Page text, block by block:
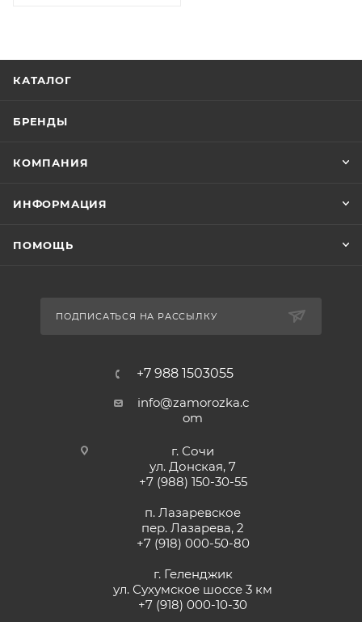
КАТАЛОГ
БРЕНДЫ
КОМПАНИЯ
ИНФОРМАЦИЯ
ПОМОЩЬ
ПОДПИСАТЬСЯ НА РАССЫЛКУ
+7 988 1503055
info@zamorozka.c
om
г. Сочи
ул. Донская, 7
+7 (988) 150-30-55
п. Лазаревское
пер. Лазарева, 2
+7 (918) 000-50-80
г. Геленджик
ул. Сухумское шоссе 3 км
+7 (918) 000-10-30